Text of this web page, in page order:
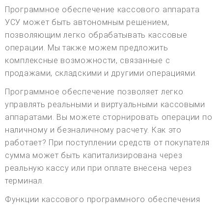
Программное обеспечение кассового аппарата
УСУ может быть автономным решением,
позволяющим легко обрабатывать кассовые
операции. Мы также можем предложить
комплексные возможности, связанные с
продажами, складскими и другими операциями.
Программное обеспечение позволяет легко
управлять реальными и виртуальными кассовыми
аппаратами. Вы можете сторнировать операции по
наличному и безналичному расчету. Как это
работает? При поступлении средств от покупателя
сумма может быть капитализирована через
реальную кассу или при оплате внесена через
терминал.
Функции кассового программного обеспечения